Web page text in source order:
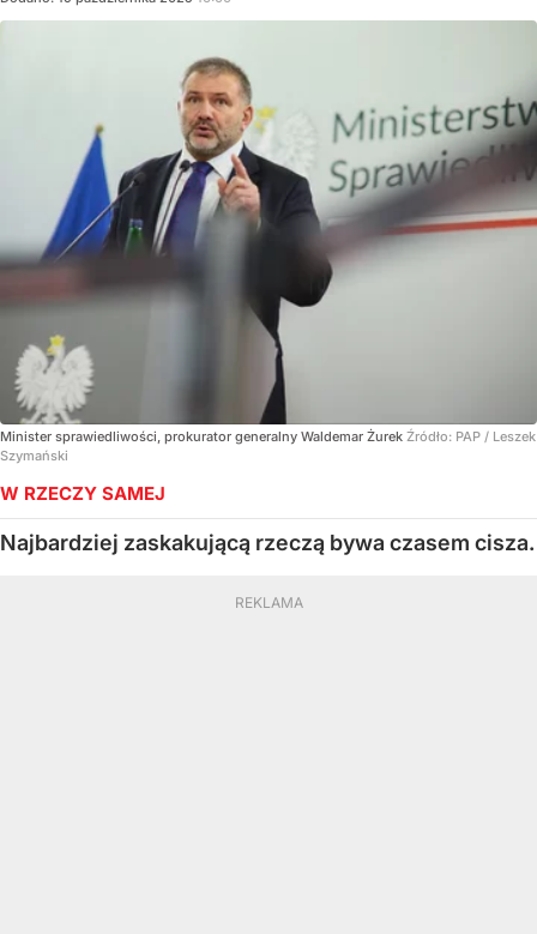
Minister sprawiedliwości, prokurator generalny Waldemar Żurek Źródło: PAP / Leszek
Szymański
W RZECZY SAMEJ
Najbardziej zaskakującą rzeczą bywa czasem cisza.